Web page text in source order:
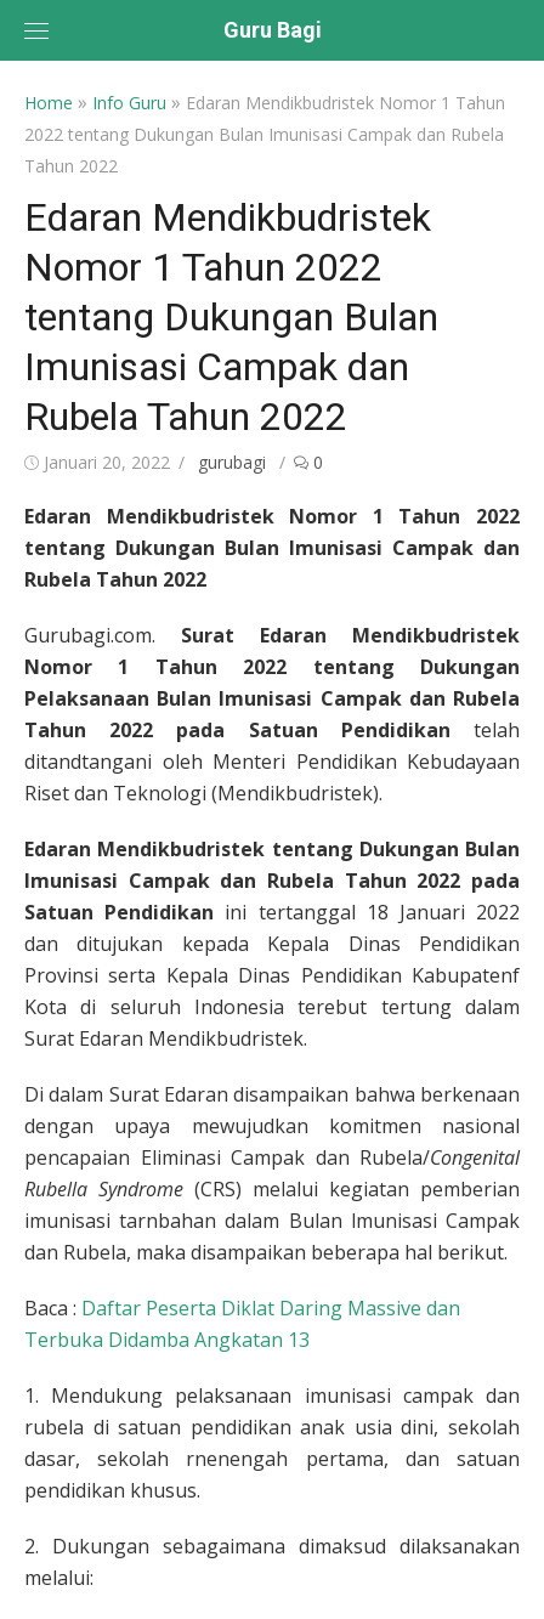
Guru Bagi
Home » Info Guru » Edaran Mendikbudristek Nomor 1 Tahun
2022 tentang Dukungan Bulan Imunisasi Campak dan Rubela
Tahun 2022
Edaran Mendikbudristek
Nomor 1 Tahun 2022
tentang Dukungan Bulan
Imunisasi Campak dan
Rubela Tahun 2022
Posted
Januari 20, 2022 Author
gurubagi 0
Edaran Mendikbudristek Nomor 1 Tahun 2022
tentang Dukungan Bulan Imunisasi Campak dan
Rubela Tahun 2022
Gurubagi.com. Surat Edaran Mendikbudristek
Nomor 1 Tahun 2022 tentang Dukungan
Pelaksanaan Bulan Imunisasi Campak dan Rubela
Tahun 2022 pada Satuan Pendidikan telah
ditandtangani oleh Menteri Pendidikan Kebudayaan
Riset dan Teknologi (Mendikbudristek).
Edaran Mendikbudristek tentang Dukungan Bulan
Imunisasi Campak dan Rubela Tahun 2022 pada
Satuan Pendidikan ini tertanggal 18 Januari 2022
dan ditujukan kepada Kepala Dinas Pendidikan
Provinsi serta Kepala Dinas Pendidikan Kabupatenf
Kota di seluruh Indonesia terebut tertung dalam
Surat Edaran Mendikbudristek.
Di dalam Surat Edaran disampaikan bahwa berkenaan
dengan upaya mewujudkan komitmen nasional
pencapaian Eliminasi Campak dan Rubela/Congenital
Rubella Syndrome (CRS) melalui kegiatan pemberian
imunisasi tarnbahan dalam Bulan lmunisasi Campak
dan Rubela, maka disampaikan beberapa hal berikut.
Baca : Daftar Peserta Diklat Daring Massive dan
Terbuka Didamba Angkatan 13
1. Mendukung pelaksanaan imunisasi campak dan
rubela di satuan pendidikan anak usia dini, sekolah
dasar, sekolah rnenengah pertama, dan satuan
pendidikan khusus.
2. Dukungan sebagaimana dimaksud dilaksanakan
melalui: